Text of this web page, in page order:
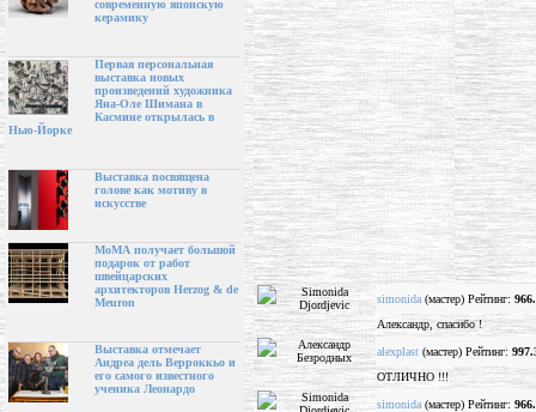
современную японскую
керамику
Первая персональная
выставка новых
произведений художника
Яна-Оле Шимана в
Касмине открылась в
Нью-Йорке
Выставка посвящена
голове как мотиву в
искусстве
МоМА получает большой
подарок от работ
швейцарских
архитекторов Herzog & de
Meuron
Выставка отмечает
Андреа дель Верроккьо и
его самого известного
ученика Леонардо
simonida (мастер) Рейтинг:
Александр, спасибо !
alexplast (мастер) Рейтинг:
ОТЛИЧНО !!!
simonida (мастер) Рейтинг: